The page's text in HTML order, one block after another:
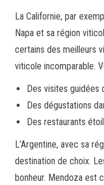
La Californie, par
Napa et sa région
certains des meilleurs
viticole incomparable.
Des visites guidées
Des dégustations
Des restaurants
L’Argentine, avec sa
destination de choix.
bonheur. Mendoza est